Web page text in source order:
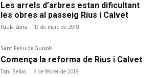
Les arrels d’arbres estan dificultant
les obres al passeig Rius i Calvet
Paula Boira - 13 de març de 2018
Sant Feliu de Guíxols
Comença la reforma de Rius i Calvet
Toni Sellas - 6 de febrer de 2018